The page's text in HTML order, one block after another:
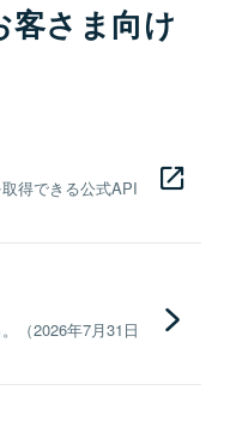
客さま向け
得できる公式API
（2026年7月31日